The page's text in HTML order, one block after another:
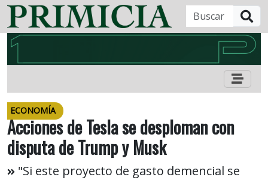
ECONOMÍA
Acciones de Tesla se desploman con
disputa de Trump y Musk
"Si este proyecto de gasto demencial se